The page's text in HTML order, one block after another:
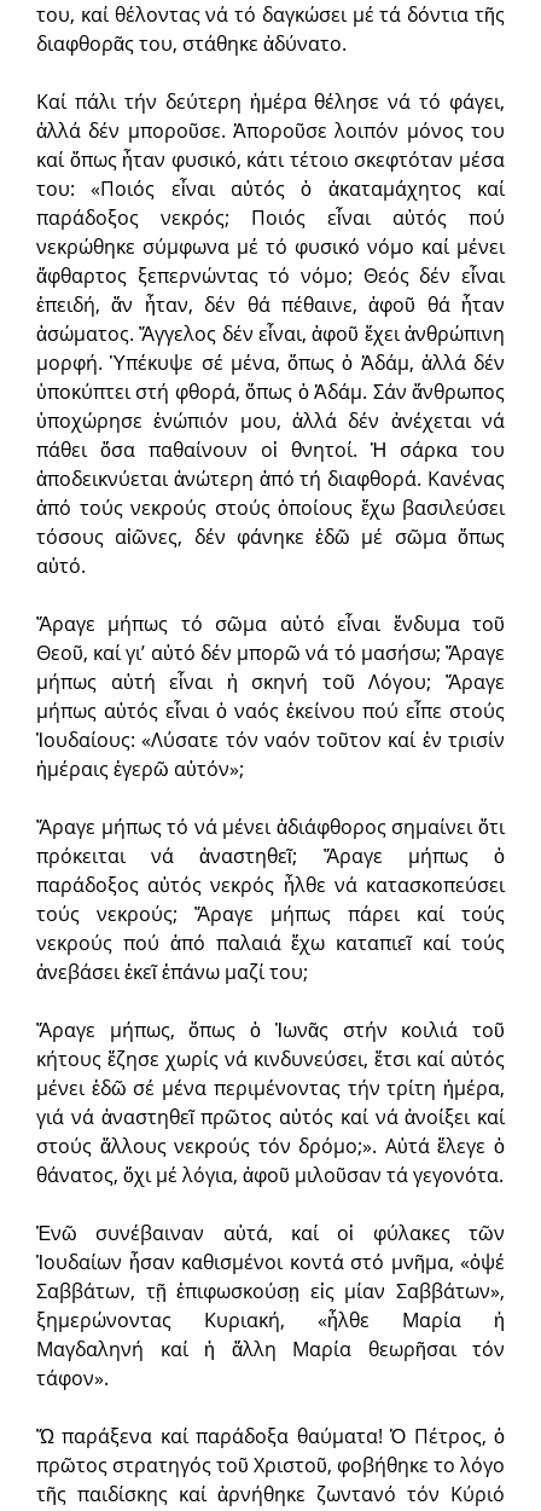
του, καί θέλοντας νά τό δαγκώσει μέ τά δόντια τῆς
διαφθορᾶς του, στάθηκε ἀδύνατο.
Καί πάλι τήν δεύτερη ἡμέρα θέλησε νά τό φάγει,
ἀλλά δέν μποροῦσε. Ἀποροῦσε λοιπόν μόνος του
καί ὅπως ἦταν φυσικό, κάτι τέτοιο σκεφτόταν μέσα
του: «Ποιός εἶναι αὐτός ὁ ἀκαταμάχητος καί
παράδοξος νεκρός; Ποιός εἶναι αὐτός πού
νεκρώθηκε σύμφωνα μέ τό φυσικό νόμο καί μένει
ἄφθαρτος ξεπερνώντας τό νόμο; Θεός δέν εἶναι
ἐπειδή, ἄν ἦταν, δέν θά πέθαινε, ἀφοῦ θά ἦταν
ἀσώματος. Ἄγγελος δέν εἶναι, ἀφοῦ ἔχει ἀνθρώπινη
μορφή. Ὑπέκυψε σέ μένα, ὅπως ὁ Ἀδάμ, ἀλλά δέν
ὑποκύπτει στή φθορά, ὅπως ὁ Ἀδάμ. Σάν ἄνθρωπος
ὑποχώρησε ἐνώπιόν μου, ἀλλά δέν ἀνέχεται νά
πάθει ὅσα παθαίνουν οἱ θνητοί. Ἡ σάρκα του
ἀποδεικνύεται ἀνώτερη ἀπό τή διαφθορά. Κανένας
ἀπό τούς νεκρούς στούς ὁποίους ἔχω βασιλεύσει
τόσους αἰῶνες, δέν φάνηκε ἐδῶ μέ σῶμα ὅπως
αὐτό.
Ἄραγε μήπως τό σῶμα αὐτό εἶναι ἔνδυμα τοῦ
Θεοῦ, καί γι’ αὐτό δέν μπορῶ νά τό μασήσω; Ἄραγε
μήπως αὐτή εἶναι ἡ σκηνή τοῦ Λόγου; Ἄραγε
μήπως αὐτός εἶναι ὁ ναός ἐκείνου πού εἶπε στούς
Ἰουδαίους: «Λύσατε τόν ναόν τοῦτον καί ἐν τρισίν
ἡμέραις ἐγερῶ αὐτόν»;
Ἄραγε μήπως τό νά μένει ἀδιάφθορος σημαίνει ὅτι
πρόκειται νά ἀναστηθεῖ; Ἄραγε μήπως ὁ
παράδοξος αὐτός νεκρός ἦλθε νά κατασκοπεύσει
τούς νεκρούς; Ἄραγε μήπως πάρει καί τούς
νεκρούς πού ἀπό παλαιά ἔχω καταπιεῖ καί τούς
ἀνεβάσει ἐκεῖ ἐπάνω μαζί του;
Ἄραγε μήπως, ὅπως ὁ Ἰωνᾶς στήν κοιλιά τοῦ
κήτους ἔζησε χωρίς νά κινδυνεύσει, ἔτσι καί αὐτός
μένει ἐδῶ σέ μένα περιμένοντας τήν τρίτη ἡμέρα,
γιά νά ἀναστηθεῖ πρῶτος αὐτός καί νά ἀνοίξει καί
στούς ἄλλους νεκρούς τόν δρόμο;». Αὐτά ἔλεγε ὁ
θάνατος, ὄχι μέ λόγια, ἀφοῦ μιλοῦσαν τά γεγονότα.
Ἐνῶ συνέβαιναν αὐτά, καί οἱ φύλακες τῶν
Ἰουδαίων ἦσαν καθισμένοι κοντά στό μνῆμα, «ὀψέ
Σαββάτων, τῇ ἐπιφωσκούσῃ εἰς μίαν Σαββάτων»,
ξημερώνοντας Κυριακή, «ἦλθε Μαρία ἡ
Μαγδαληνή καί ἡ ἄλλη Μαρία θεωρῆσαι τόν
τάφον».
Ὤ παράξενα καί παράδοξα θαύματα! Ὁ Πέτρος, ὁ
πρῶτος στρατηγός τοῦ Χριστοῦ, φοβήθηκε το λόγο
τῆς παιδίσκης καί ἀρνήθηκε ζωντανό τόν Κύριό